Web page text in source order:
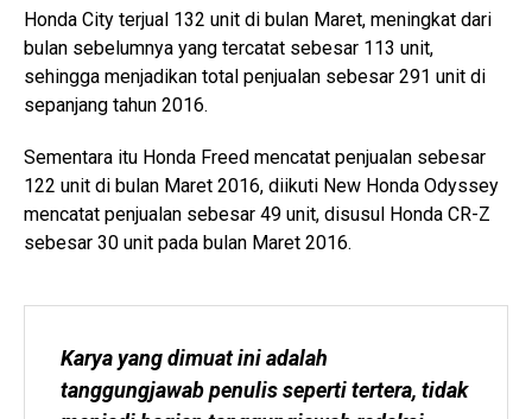
Honda City terjual 132 unit di bulan Maret, meningkat dari
bulan sebelumnya yang tercatat sebesar 113 unit,
sehingga menjadikan total penjualan sebesar 291 unit di
sepanjang tahun 2016.
Sementara itu Honda Freed mencatat penjualan sebesar
122 unit di bulan Maret 2016, diikuti New Honda Odyssey
mencatat penjualan sebesar 49 unit, disusul Honda CR-Z
sebesar 30 unit pada bulan Maret 2016.
Karya yang dimuat ini adalah
tanggungjawab penulis seperti tertera, tidak